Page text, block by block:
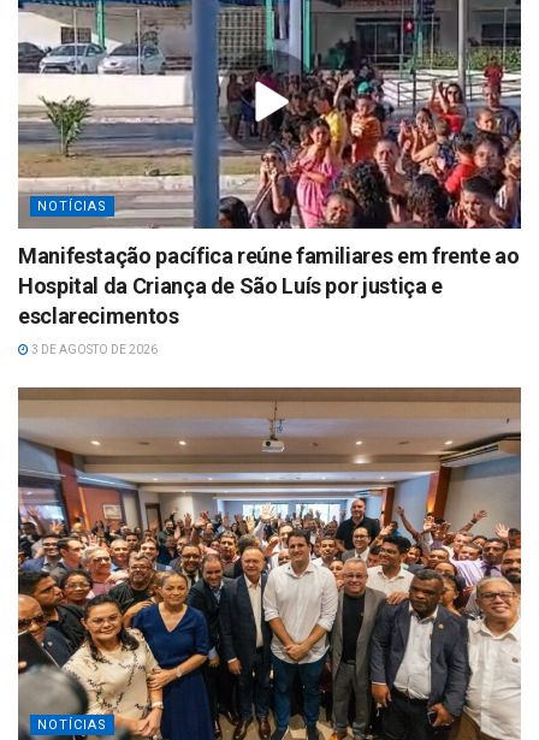
NOTÍCIAS
Manifestação pacífica reúne familiares em frente ao
Hospital da Criança de São Luís por justiça e
esclarecimentos
3 DE AGOSTO DE 2026
NOTÍCIAS